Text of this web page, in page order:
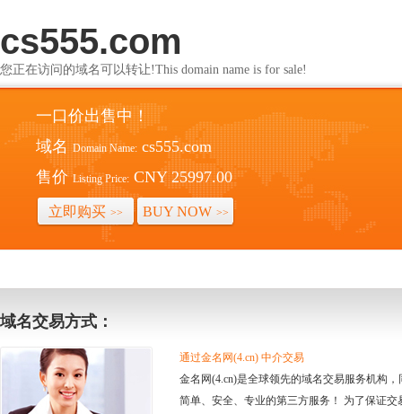
cs555.com
您正在访问的域名可以转让!This domain name is for sale!
一口价出售中！
域名 Domain Name: cs555.com
售价 Listing Price: CNY 25997.00
立即购买 >> BUY NOW >>
域名交易方式：
通过金名网(4.cn) 中介交易
金名网(4.cn)是全球领先的域名交易服务机构
简单、安全、专业的第三方服务！ 为了保证